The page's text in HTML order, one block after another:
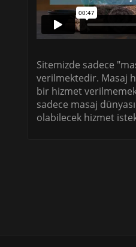
Sitemizde sadece
verilmektedir. Masaj
bir hizmet
sadece masaj
olabilecek hizmet